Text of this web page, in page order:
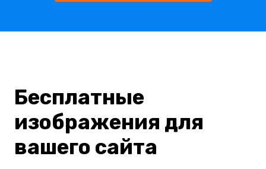
Бесплатные
изображения для
вашего сайта